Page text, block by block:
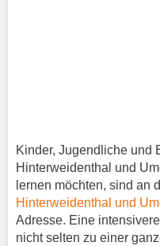
Kinder, Jugendliche und
Hinterweidenthal und
lernen möchten, sind an
Hinterweidenthal und
Adresse. Eine
nicht selten zu einer